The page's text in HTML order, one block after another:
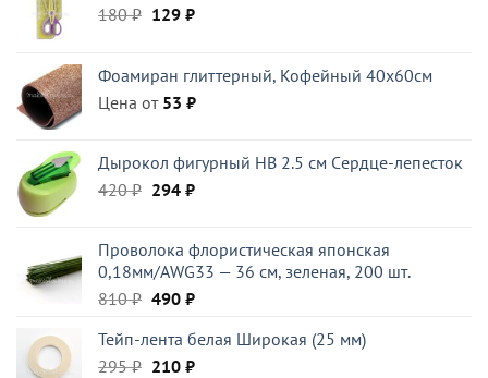
180₽ Первоначальная
180 ₽.
129 ₽Текущая
Фоамиран глиттерный, Кофейный 40x60см
Цена от 53 ₽
Дырокол фигурный HB 2.5 см Cердце-лепесток
420₽ Первоначальная
420 ₽.
294 ₽Текущая
Проволока флористическая японская
0,18мм/AWG33 — 36 см, зеленая, 200 шт.
810₽ Первоначальная
составляла
810 ₽.
490 ₽Текущая
490 ₽.
Тейп-лента белая Широкая (25 мм)
295₽ Первоначальная
210 ₽Текущая